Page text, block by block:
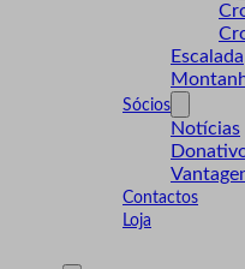
Escalada
Sócios
Notícias
Contactos
Loja